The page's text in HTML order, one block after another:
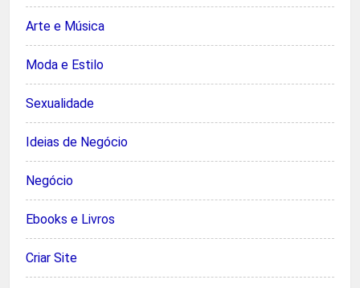
Arte e Música
Moda e Estilo
Sexualidade
Ideias de Negócio
Negócio
Ebooks e Livros
Criar Site